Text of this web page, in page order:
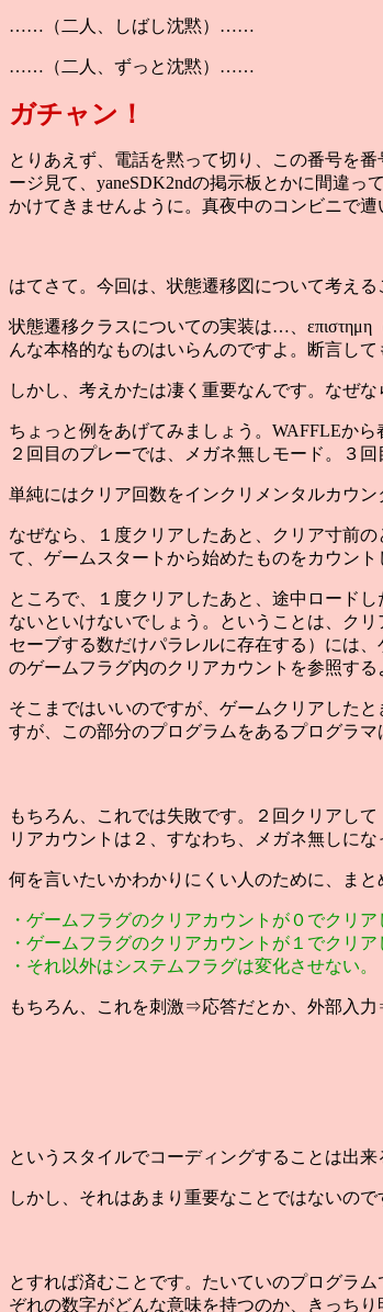
……（二人、しばし沈黙）……
……（二人、ずっと沈黙）……
ガチャン！
とりあえず、電話を黙って切り、この番号を
ージ見て、yaneSDK2ndの掲示板とかに間違
かけてきませんように。真夜中のコンビニで
はてさて。今回は、状態遷移図について考える
状態遷移クラスについての実装は…、
んな本格的なものはいらんのですよ。断言し
しかし、考えかたは凄く重要なんです。なぜ
ちょっと例をあげてみましょう。WAFFLEか
２回目のプレーでは、メガネ無しモード。３
単純にはクリア回数をインクリメンタルカウ
なぜなら、１度クリアしたあと、クリア寸前
て、ゲームスタートから始めたものをカウント
ところで、１度クリアしたあと、途中ロード
ないといけないでしょう。ということは、ク
セーブする数だけパラレルに存在する）には
のゲームフラグ内のクリアカウントを参照する
そこまではいいのですが、ゲームクリアした
すが、この部分のプログラムをあるプログラマ
もちろん、これでは失敗です。２回クリアし
リアカウントは２、すなわち、メガネ無しに
何を言いたいかわかりにくい人のために、ま
・ゲームフラグのクリアカウントが０でクリ
・ゲームフラグのクリアカウントが１でクリ
・それ以外はシステムフラグは変化させない。
もちろん、これを刺激⇒応答だとか、外部入
というスタイルでコーディングすることは出来
しかし、それはあまり重要なことではないの
とすれば済むことです。たいていのプログラ
ぞれの数字がどんな意味を持つのか、きっち